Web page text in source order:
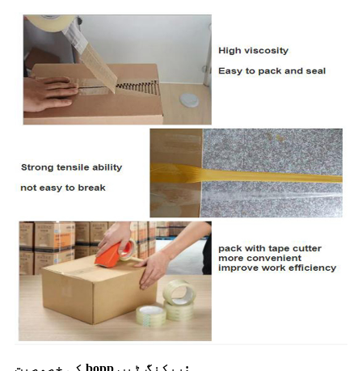
کی خصوصیت bopp پیکنگ ٹیپ :